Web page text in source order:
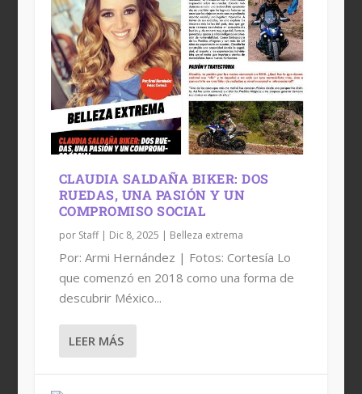
CLAUDIA SALDAÑA BIKER: DOS
RUEDAS, UNA PASIÓN Y UN
COMPROMISO SOCIAL
por Staff| Dic 8, 2025 | Belleza extrema
Por: Armi Hernández | Fotos: Cortesía Lo
que comenzó en 2018 como una forma de
descubrir México...
LEER MÁS